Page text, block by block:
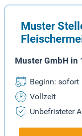
Muster
Muster GmbH in
Beginn: sofort
Vollzeit
Unbefristeter